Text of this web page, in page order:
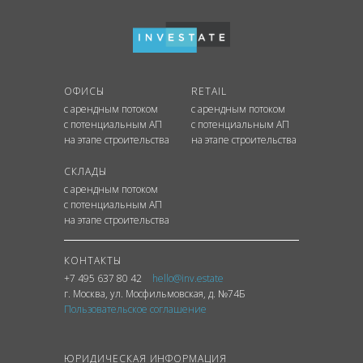
ОФИСЫ
с арендным потоком
с потенциальным АП
на этапе строительства
RETAIL
с арендным потоком
с потенциальным АП
на этапе строительства
СКЛАДЫ
с арендным потоком
с потенциальным АП
на этапе строительства
КОНТАКТЫ
+7 495 637 80 42
hello@inv.estate
г. Москва, ул. Мосфильмовская, д. №74Б
Пользовательское соглашение
ЮРИДИЧЕСКАЯ ИНФОРМАЦИЯ